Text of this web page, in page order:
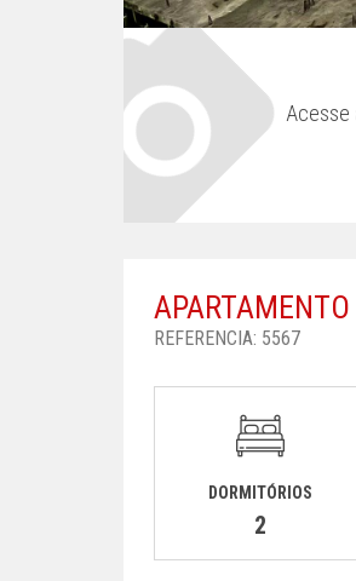
Acesse
REFERENCIA: 5567
DORMITÓRIOS
2